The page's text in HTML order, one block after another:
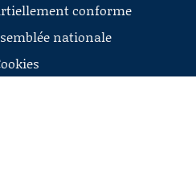
conforme
nationale